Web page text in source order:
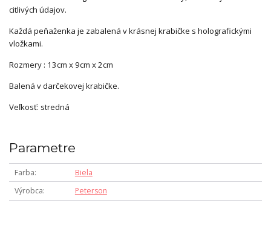
citlivých údajov.
Každá peňaženka je zabalená v krásnej krabičke s holografickými
vložkami.
Rozmery : 13cm x 9cm x 2cm
Balená v darčekovej krabičke.
Veľkosť: stredná
Parametre
Farba
Biela
Výrobca
Peterson